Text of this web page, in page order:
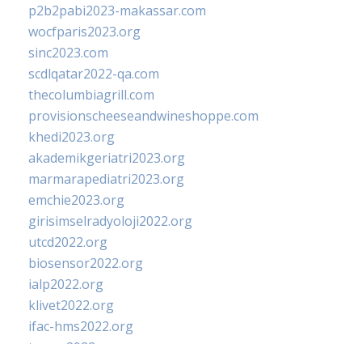
p2b2pabi2023-makassar.com
wocfparis2023.org
sinc2023.com
scdlqatar2022-qa.com
thecolumbiagrill.com
provisionscheeseandwineshoppe.com
khedi2023.org
akademikgeriatri2023.org
marmarapediatri2023.org
emchie2023.org
girisimselradyoloji2022.org
utcd2022.org
biosensor2022.org
ialp2022.org
klivet2022.org
ifac-hms2022.org